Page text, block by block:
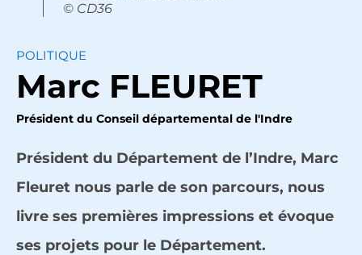
© CD36
POLITIQUE
Marc FLEURET
Président du Conseil départemental de l'Indre
Président du Département de l’Indre, Marc
Fleuret nous parle de son parcours, nous
livre ses premières impressions et évoque
ses projets pour le Département.